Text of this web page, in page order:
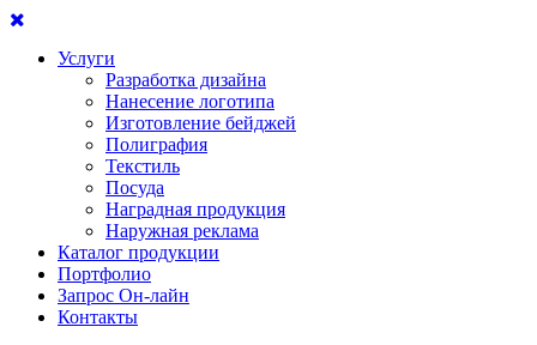
Услуги
Разработка дизайна
Нанесение логотипа
Изготовление бейджей
Полиграфия
Текстиль
Посуда
Наградная продукция
Наружная реклама
Каталог продукции
Портфолио
Запрос Он-лайн
Контакты